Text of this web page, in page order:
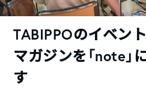
TABIPPOのイベン
マガジンを「note」
す